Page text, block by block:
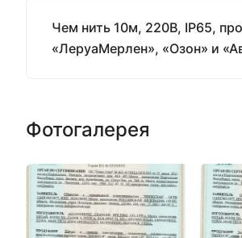
Чем нить 10м, 220В, IP65,
«ЛеруаМерлен», «Озон» и
Фотогалерея